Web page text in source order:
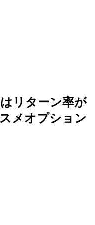
リターン率が
メオプション